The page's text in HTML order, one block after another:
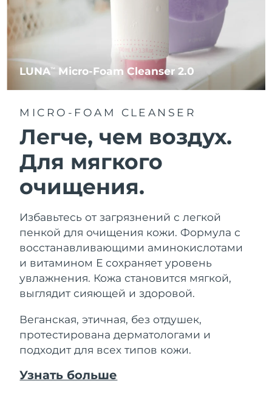
LUNATM Micro-Foam Cleanser 2.0
MICRO-FOAM CLEANSER
Легче, чем воздух.
Для мягкого
очищения.
Избавьтесь от загрязнений с легкой
пенкой для очищения кожи. Формула с
восстанавливающими аминокислотами
и витамином Е сохраняет уровень
увлажнения. Кожа становится мягкой,
выглядит сияющей и здоровой.
Веганская, этичная, без отдушек,
протестирована дерматологами и
подходит для всех типов кожи.
Узнать больше